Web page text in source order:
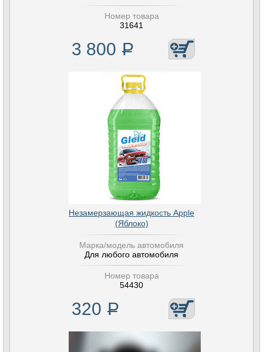
Номер товара
31641
3 800 Р
Незамерзающая жидкость Apple
(Яблоко)
Марка/модель автомобиля
Для любого автомобиля
Номер товара
54430
320 Р